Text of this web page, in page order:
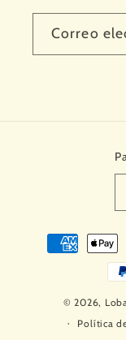
Correo
Formas
© 2026,
Política